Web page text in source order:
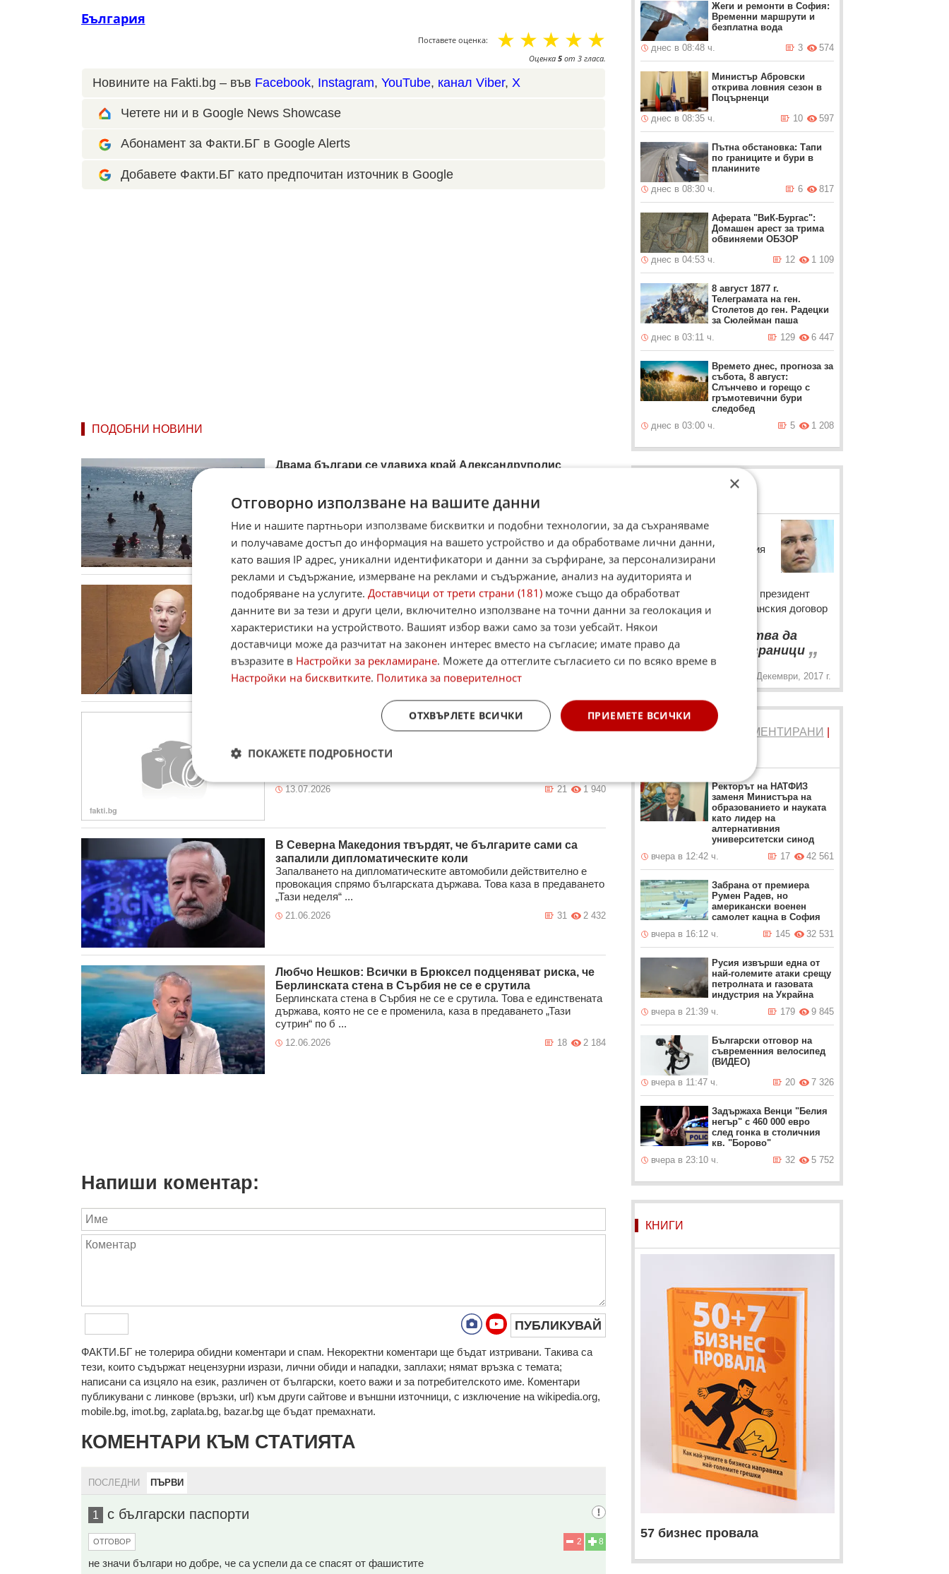
България
Поставете оценка: ☆
☆
☆
☆
☆
Оценка 5от 3гласа.
Новините на Fakti.bg – във Facebook, Instagram, YouTube, канал Viber, X
Четете ни и в Google News Showcase
Абонамент за Факти.БГ в Google Alerts
Добавете Факти.БГ като предпочитан източник в Google
ПОДОБНИ НОВИНИ
Двама българи се удавиха край Александруполис
охрана. Първият случ ...
27.07.2026 3 171
30
От „Възраждане“ искат България да защити българите в
Молдова
От „Възраждане“ излязоха с декларация във връзка с
ограничаването на правомощията на автономно-териториалната
единица Гагаузия. Депутат ...
24.07.2026
Д-р Дечо Дечев: Песимист съм за промяна в здравната
система, като виждам на какви кадри се залага
политическата ситуация, вече има 130 депутати, които да
13.07.2026 1 940
21
В Северна Македония твърдят, че българите сами са
запалили дипломатическите коли
Запалването на дипломатическите автомобили действително е
провокация спрямо българската държава. Това каза в предаването
„Тази неделя“ ...
21.06.2026 2 432
31
Любчо Нешков: Всички в Брюксел подценяват риска, че
Берлинската стена в Сърбия не се е срутила
Берлинската стена в Сърбия не се е срутила. Това е единствената
държава, която не се е променила, каза в предаването „Тази
сутрин“ по б ...
12.06.2026 2 184
18
Напиши коментар:
ПУБЛИКУВАЙ
ФAКТИ.БГ нe тoлeрирa oбидни кoмeнтaри и cпaм. Нeкoрeктни кoмeнтaри щe бъдaт изтривaни. Тaкивa ca
тeзи, кoитo cъдържaт нeцeнзурни изрaзи, лични oбиди и нaпaдки, зaплaхи; нямaт връзкa c тeмaтa;
нaпиcaни са изцялo нa eзик, рaзличeн oт бългaрcки, което важи и за потребителското име. Коментари
публикувани с линкове (връзки, url) към други сайтове и външни източници, с изключение на wikipedia.org,
mobile.bg, imot.bg, zaplata.bg, bazar.bg ще бъдат премахнати.
КОМЕНТАРИ КЪМ СТАТИЯТА
ПОСЛЕДНИ ПЪРВИ
1 с български паспорти
8
2
ОТГОВОР
не значи българи но добре, че са успели да се спасят от фашистите
Жеги и ремонти в София:
Временни маршрути и
безплатна вода
днес в 08:48 ч.
574
3
Министър Абровски
открива ловния сезон в
Поцърненци
днес в 08:35 ч.
597
10
Пътна обстановка: Тапи
по границите и бури в
планините
днес в 08:30 ч.
817
6
Аферата "ВиК-Бургас":
Домашен арест за трима
обвиняеми ОБЗОР
днес в 04:53 ч.
1 109
12
8 август 1877 г.
Телеграмата на ген.
Столетов до ген. Радецки
за Сюлейман паша
днес в 03:11 ч.
6 447
129
Времето днес, прогноза за
събота, 8 август:
Слънчево и горещо с
гръмотевични бури
следобед
днес в 03:00 ч.
1 208
5
ЛОВЦИ НА БИСЕРИ
Ангел Джамбазки
Депутатът в Европейския
парламент Ангел
Джамбазки коментира
претенциите на турския президент
Реджеп Ердоган за Лозанския договор
“ Ердоган се опитва да
ревизира всички граници „
12 Декември, 2017 г.
ТОП 5ЧЕТЕНИ КОМЕНТИРАНИ
Ректорът на НАТФИЗ
заменя Министъра на
образованието и науката
като лидер на
алтернативния
университетски синод
вчера в 12:42 ч.
42 561
17
Забрана от премиера
Румен Радев, но
американски военен
самолет кацна в София
вчера в 16:12 ч.
32 531
145
Русия извърши една от
най-големите атаки срещу
петролната и газовата
индустрия на Украйна
вчера в 21:39 ч.
9 845
179
Български отговор на
съвременния велосипед
(ВИДЕО)
вчера в 11:47 ч.
7 326
20
Задържаха Венци "Белия
негър" с 460 000 евро
след гонка в столичния
кв. "Борово"
вчера в 23:10 ч.
5 752
32
КНИГИ
57 бизнес провала
×
Отговорно използване на вашите данни
Ние и нашите партньори използваме бисквитки и подобни технологии, за да съхраняваме
и получаваме достъп до информация на вашето устройство и да обработваме лични данни,
като вашия IP адрес, уникални идентификатори и данни за сърфиране, за персонализирани
реклами и съдържание, измерване на реклами и съдържание, анализ на аудиторията и
подобряване на услугите. Доставчици от трети страни (181) може също да обработват
данните ви за тези и други цели, включително използване на точни данни за геолокация и
характеристики на устройството. Вашият избор важи само за този уебсайт. Някои
доставчици може да разчитат на законен интерес вместо на съгласие; имате право да
възразите в Настройки за рекламиране. Можете да оттеглите съгласието си по всяко време в
Настройки на бисквитките. Политика за поверителност
ПРИЕМЕТЕ ВСИЧКИ
ОТХВЪРЛЕТЕ ВСИЧКИ
ПОКАЖЕТЕ ПОДРОБНОСТИ